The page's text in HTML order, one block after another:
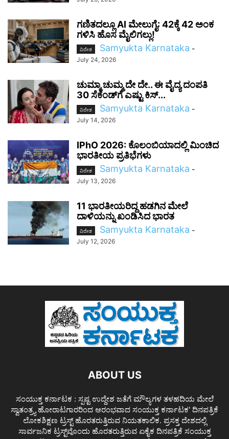
ಗಣಿತದಲ್ಲೂ AI ಮೇಲುಗೈ: 42ಕ್ಕೆ 42 ಅಂಕ
ಗಳಿಸಿ ಹೊಸ ಮೈಲಿಗಲ್ಲು!
ವಿದೇಶ Samyukta Karnataka -
July 24, 2026
ಚುಮ್ಮಾ ಚುಮ್ಮ ದೇ ದೇ.. ಈ ವೈದ್ಯ ದಂಪತಿ
30 ಸೆಕೆಂಡ್‌ಗೆ ಎಷ್ಟು ಕಿಸ್...
ವಿದೇಶ Samyukta Karnataka -
July 14, 2026
IPhO 2026: ಕೊಲಂಬಿಯಾದಲ್ಲಿ ಮಿಂಚಿದ
ಭಾರತೀಯ ಪ್ರತಿಭೆಗಳು
ವಿದೇಶ Samyukta Karnataka -
July 13, 2026
11 ಭಾರತೀಯರಿದ್ದ ಹಡಗಿನ ಮೇಲೆ
ದಾಳಿಯನ್ನು ಖಂಡಿಸಿದ ಭಾರತ
ವಿದೇಶ Samyukta Karnataka -
July 12, 2026
ABOUT US
ಸಂಯುಕ್ತ ಕರ್ನಾಟಕ : ಸ್ಪಷ್ಟ ಉದ್ದೇಶ ಜತೆಗೆ ಮೌಲ್ಯಗಳ ತಳಹದಿಯ ಮೇಲೆ
ಸ್ವಾತಂತ್ರ್ಯ ಹೋರಾಟಗಾರರಿಂದ ಆರಂಭವಾದ ಸಂಯುಕ್ತ ಕರ್ನಾಟಕ' ದಿನಪತ್ರಿಕೆ
ಲೋಕಶಿಕ್ಷಣ ಟ್ರಸ್ಟ್ ಹೊರತರುತ್ತಿರುವ ನಿಯತಕಾಲಿಕ. ಪ್ರಸಕ್ತ ದೇಶದಲ್ಲಿ
ಸಾರ್ವಜನಿಕ ಟ್ರಸ್ಟ್‌ವೊಂದು ಹೊರತರುತ್ತಿರುವ ಏಕೈಕ ದಿನಪತ್ರಿಕೆ ಸಂಯುಕ್ತ